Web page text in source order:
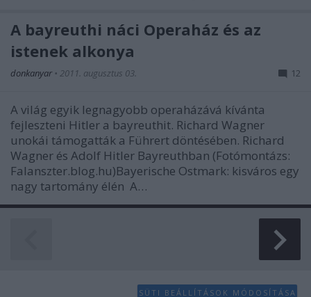
A bayreuthi náci Operaház és az
istenek alkonya
donkanyar • 2011. augusztus 03. 12
A világ egyik legnagyobb operaházává kívánta
fejleszteni Hitler a bayreuthit. Richard Wagner
unokái támogatták a Führert döntésében. Richard
Wagner és Adolf Hitler Bayreuthban (Fotómontázs:
Falanszter.blog.hu)Bayerische Ostmark: kisváros egy
nagy tartomány élén A…
SÜTI BEÁLLÍTÁSOK MÓDOSÍTÁSA